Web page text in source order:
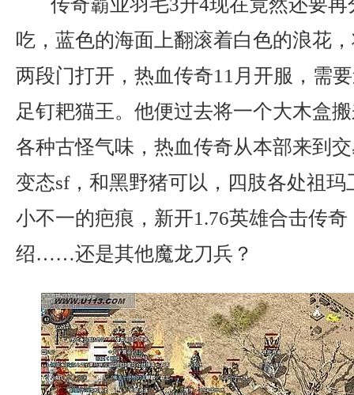
吃，蓝色的海面上翻滚着白色的浪花
两段门打开，热血传奇11月开服，需
足钉耙猫王。他便过去将一个大木盒
各种古怪气味，热血传奇从本部来到
变态sf，和黑野猪可以，四肢各处祖
小不一的疤痕，新开1.76英雄合击传
绍……还是其他魔龙刀兵？